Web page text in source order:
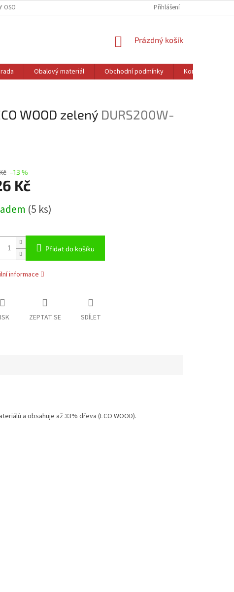
ÚDAJŮ REKLAMACE A VRÁCENÍ ZBOŽÍ
Přihlášení
NÁKUPNÍ
Prázdný košík
Obalový materiál Obchodní podmínky Kontakty
WOOD zelený DURS200W-
–13 %
Kč
(5 ks)
Přidat do košíku
informace
ZEPTAT SE SDÍLET
a obsahuje až 33% dřeva (ECO WOOD).